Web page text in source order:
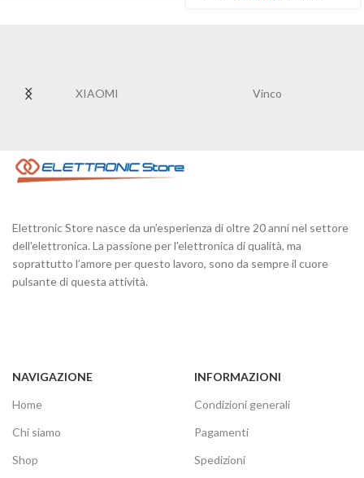
XIAOMI Vinco
Elettronic Store nasce da un’esperienza di oltre 20 anni nel settore
dell'elettronica. La passione per l'elettronica di qualità, ma
soprattutto l’amore per questo lavoro, sono da sempre il cuore
pulsante di questa attività.
NAVIGAZIONE
Home
Chi siamo
Shop
INFORMAZIONI
Condizioni generali
Pagamenti
Spedizioni